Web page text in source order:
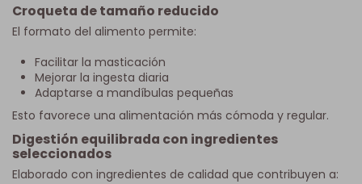
Croqueta de tamaño reducido
El formato del alimento permite:
Facilitar la masticación
Mejorar la ingesta diaria
Adaptarse a mandíbulas pequeñas
Esto favorece una alimentación más cómoda y regular.
Digestión equilibrada con ingredientes
seleccionados
Elaborado con ingredientes de calidad que contribuyen a: